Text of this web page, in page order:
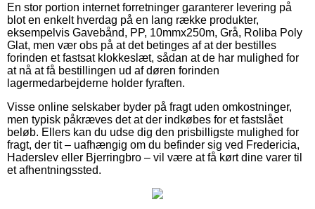
En stor portion internet forretninger garanterer levering på
blot en enkelt hverdag på en lang række produkter,
eksempelvis Gavebånd, PP, 10mmx250m, Grå, Roliba Poly
Glat, men vær obs på at det betinges af at der bestilles
forinden et fastsat klokkeslæt, sådan at de har mulighed for
at nå at få bestillingen ud af døren forinden
lagermedarbejderne holder fyraften.
Visse online selskaber byder på fragt uden omkostninger,
men typisk påkræves det at der indkøbes for et fastslået
beløb. Ellers kan du udse dig den prisbilligste mulighed for
fragt, der tit – uafhængig om du befinder sig ved Fredericia,
Haderslev eller Bjerringbro – vil være at få kørt dine varer til
et afhentningssted.